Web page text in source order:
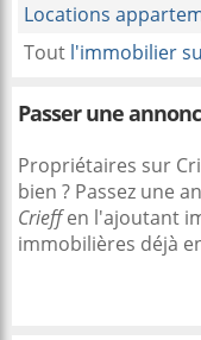
Locations
Tout l'immobilier
Passer une
Propriétaires sur
bien ? Passez une
Crieffen l'ajoutant
immobilières déjà